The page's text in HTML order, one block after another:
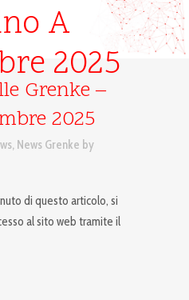
A
2025
Grenke –
2025
News Grenke by
di questo articolo, si
al sito web tramite il